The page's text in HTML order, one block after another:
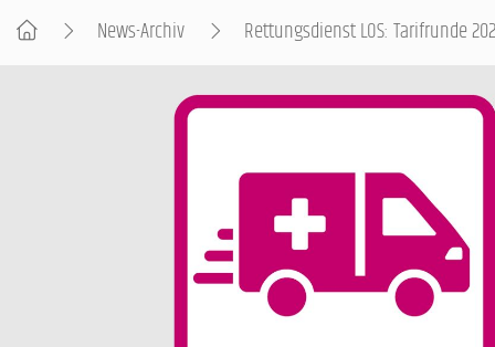
VERANSTALTUNGEN
News-Archiv Rettungsdienst LOS: Tarifrunde